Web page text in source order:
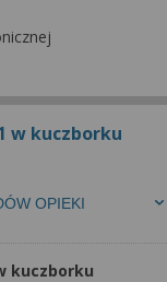
w kuczborku
OPIEKI
kuczborku